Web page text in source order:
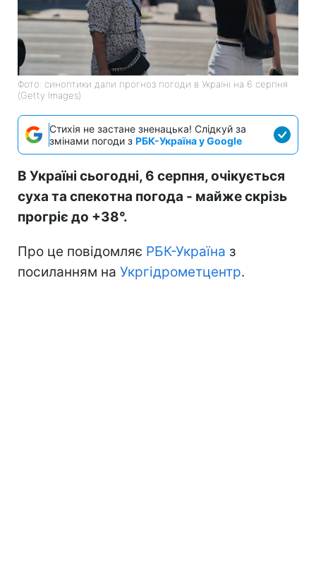
Фото: синоптики дали прогноз погоди в Україні на 6 серпня
(Getty Images)
Стихія не застане зненацька! Слідкуй за
змінами погоди з РБК-Україна у Google
В Україні сьогодні, 6 серпня, очікується
суха та спекотна погода - майже скрізь
прогріє до +38°.
Про це повідомляє РБК-Україна з
посиланням на Укргідрометцентр.